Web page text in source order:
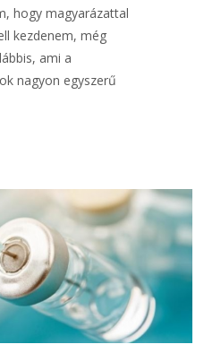
hogy magyarázattal
kezdenem, még
ami a
nagyon egyszerű